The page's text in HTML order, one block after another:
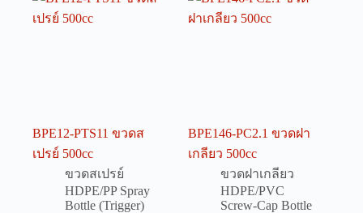
BPE12-PTS11 ขวดส
เปรย์ 500cc
ขวดสเปรย์
HDPE/PP Spray
Bottle (Trigger)
BPE146-PC2.1 ขวดฝา
เกลียว 500cc
ขวดฝาเกลียว
HDPE/PVC
Screw-Cap Bottle